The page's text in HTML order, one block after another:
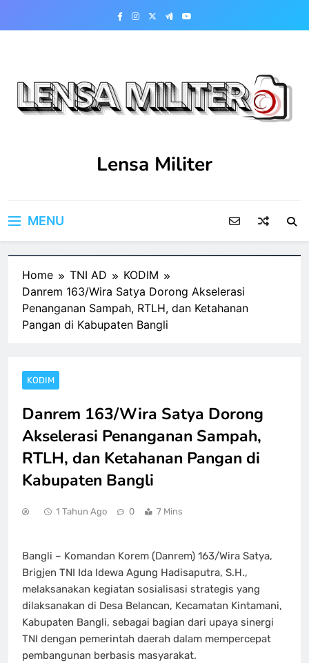
Lensa Militer
MENU
Home TNI AD
KODIM
Danrem 163/Wira Satya Dorong Akselerasi
Penanganan Sampah, RTLH, dan Ketahanan
Pangan di Kabupaten Bangli
KODIM
Danrem 163/Wira Satya Dorong
Akselerasi Penanganan Sampah,
RTLH, dan Ketahanan Pangan di
Kabupaten Bangli
1 Tahun Ago 0 7 Mins
Bangli – Komandan Korem (Danrem) 163/Wira Satya,
Brigjen TNI Ida Idewa Agung Hadisaputra, S.H.,
melaksanakan kegiatan sosialisasi strategis yang
dilaksanakan di Desa Belancan, Kecamatan Kintamani,
Kabupaten Bangli, sebagai bagian dari upaya sinergi
TNI dengan pemerintah daerah dalam mempercepat
pembangunan berbasis masyarakat.